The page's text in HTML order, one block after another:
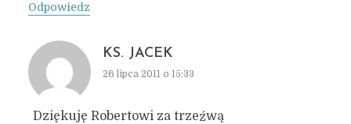
Odpowiedz
KS. JACEK
26 lipca 2011 o 15:33
Dziękuję Robertowi za trzeźwą